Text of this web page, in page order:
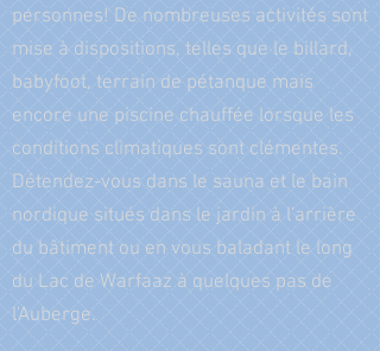
personnes! De nombreuses activités sont
mise à dispositions, telles que le billard,
babyfoot, terrain de pétanque mais
encore une piscine chauffée lorsque les
conditions climatiques sont clémentes.
Détendez-vous dans le sauna et le bain
nordique situés dans le jardin à l'arrière
du bâtiment ou en vous baladant le long
du Lac de Warfaaz à quelques pas de
l'Auberge.